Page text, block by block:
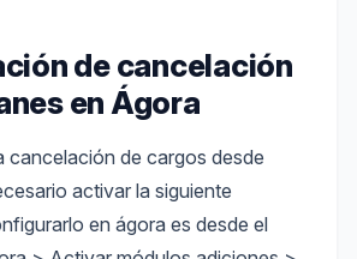
de cancelación
en Ágora
cancelación de cargos desde
activar la siguiente
en ágora es desde el